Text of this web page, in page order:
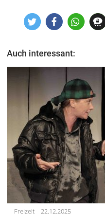
Auch interessant:
Freizeit 22.12.2025